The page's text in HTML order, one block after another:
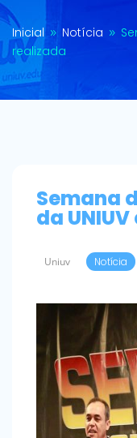
Inicial 9 Notícia 9
realizada
Semana
da
Uniuv Notícia